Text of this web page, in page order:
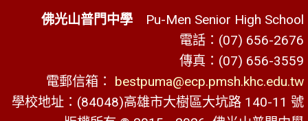
佛光山普門中學 Pu-Men Senior High School
電話：(07) 656-2676
傳真：(07) 656-3559
電郵信箱： bestpuma@ecp.pmsh.khc.edu.tw
學校地址：(84048)高雄市大樹區大坑路 140-11 號